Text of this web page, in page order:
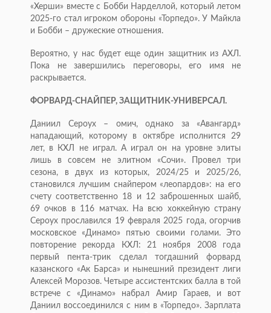
«Херши» вместе с Бобби Нарделлой, который летом
2025-го стал игроком обороны «Торпедо». У Майкла
и Бобби – дружеские отношения.
Вероятно, у нас будет еще один защитник из АХЛ.
Пока не завершились переговоры, его имя не
раскрывается.
ФОРВАРД-СНАЙПЕР, ЗАЩИТНИК-УНИВЕРСАЛ.
Даниил Сероух – омич, однако за «Авангард»
нападающий, которому в октябре исполнится 29
лет, в КХЛ не играл. А играл он на уровне элиты
лишь в совсем не элитном «Сочи». Провел три
сезона, в двух из которых, 2024/25 и 2025/26,
становился лучшим снайпером «леопардов»: на его
счету соответственно 18 и 12 заброшенных шайб,
69 очков в 116 матчах. На всю хоккейную страну
Сероух прославился 19 февраля 2025 года, огорчив
московское «Динамо» пятью своими голами. Это
повторение рекорда КХЛ: 21 ноября 2008 года
первый пента-трик сделал тогдашний форвард
казанского «Ак Барса» и нынешний президент лиги
Алексей Морозов. Четыре ассистентских балла в той
встрече с «Динамо» набрал Амир Гараев, и вот
Даниил воссоединился с ним в «Торпедо». Зарплата